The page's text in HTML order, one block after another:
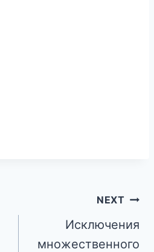
NEXT
Исключения
множественного